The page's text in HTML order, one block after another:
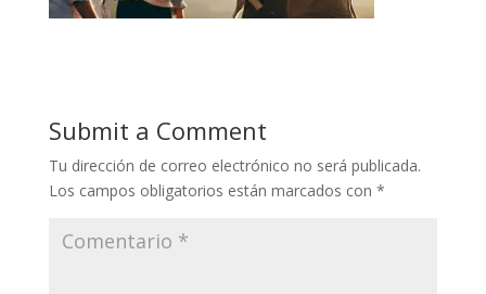
Submit a Comment
Tu dirección de correo electrónico no será publicada.
Los campos obligatorios están marcados con *